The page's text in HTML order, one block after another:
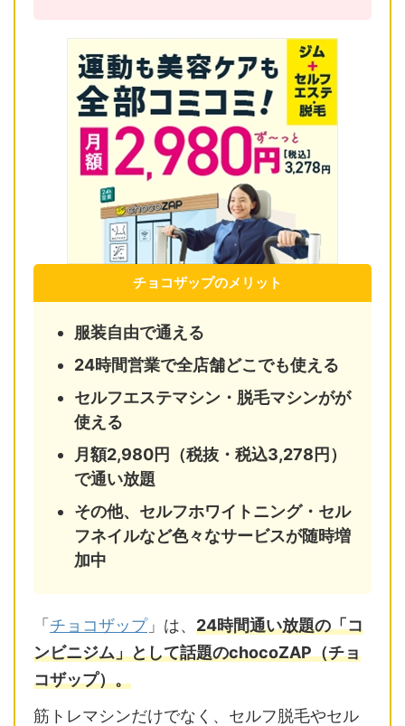
チョコザップのメリット
服装自由で通える
24時間営業で全店舗どこでも使える
セルフエステマシン・脱毛マシンがが
使える
月額2,980円（税抜・税込3,278円）
で通い放題
その他、セルフホワイトニング・セル
フネイルなど色々なサービスが随時増
加中
「 チョコザップ」は、 24時間通い放題の「コ
ンビニジム」として話題のchocoZAP（チョ
コザップ）。
筋トレマシンだけでなく、セルフ脱毛やセル